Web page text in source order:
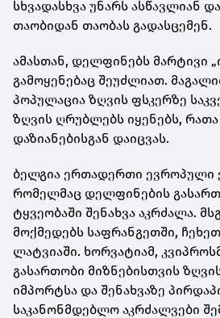
სხვადასხვა უნარს ასწავლიან
თაობიდან თაობას გადასცემენ.
ამასთან, დელფინებს მარტივი
გამოყენებაც შეუძლიათ.
პოპულაცია ზღვის ფსკერზე
ზღვის ღრუბლებს იყენებს,
დაზიანებისგან დაიცვას.
ბელგია ერთადერთი ევროპული
რომელმაც დელფინების
ტყვეობაში შენახვა აკრძალა.
მოქმედებს საფრანგეთში,
ლატვიაში. ხორვატიამ,
გასართობი მიზნებისთვის
იმპორტსა და შენახვაზე
საკანონმდებლო აკრძალვები